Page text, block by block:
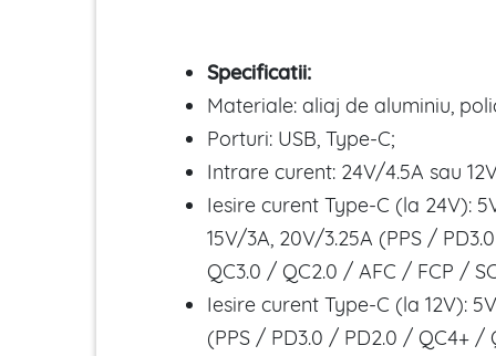
Specificatii:
Materiale: aliaj de aluminiu,
Porturi: USB, Type-C;
Intrare curent: 24V/4.5A sau
Iesire curent Type-C (la 24V):
15V/3A, 20V/3.25A (PPS /
QC3.0 / QC2.0 / AFC / FCP /
Iesire curent Type-C (la 12V):
(PPS / PD3.0 / PD2.0 / QC4+ /